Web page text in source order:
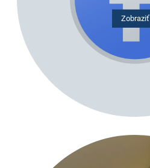
Zobraziť